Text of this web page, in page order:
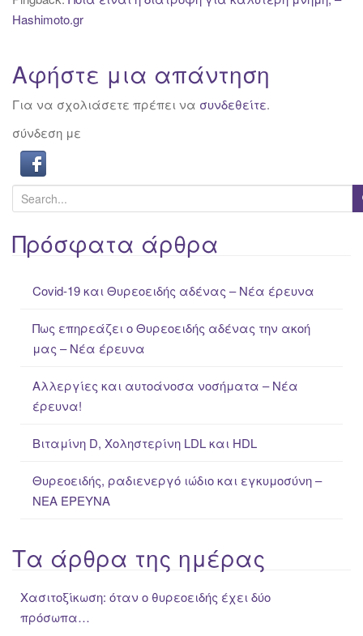
Hashimoto.gr
Αφήστε μια απάντηση
Για να σχολιάσετε πρέπει να συνδεθείτε.
σύνδεση με
e
a
rΠρόσφατα άρθρα
Covid-19 και Θυρεοειδής αδένας – Νέα έρευνα
Πως επηρεάζει ο Θυρεοειδής αδένας την ακοή
μας – Νέα έρευνα
Αλλεργίες και αυτοάνοσα νοσήματα – Νέα
έρευνα!
Βιταμίνη D, Χοληστερίνη LDL και HDL
Θυρεοειδής, ραδιενεργό ιώδιο και εγκυμοσύνη –
ΝΕΑ ΈΡΕΥΝΑ
Τα άρθρα της ημέρας
Χασιτοξίκωση: όταν ο θυρεοειδής έχει δύο
πρόσωπα…